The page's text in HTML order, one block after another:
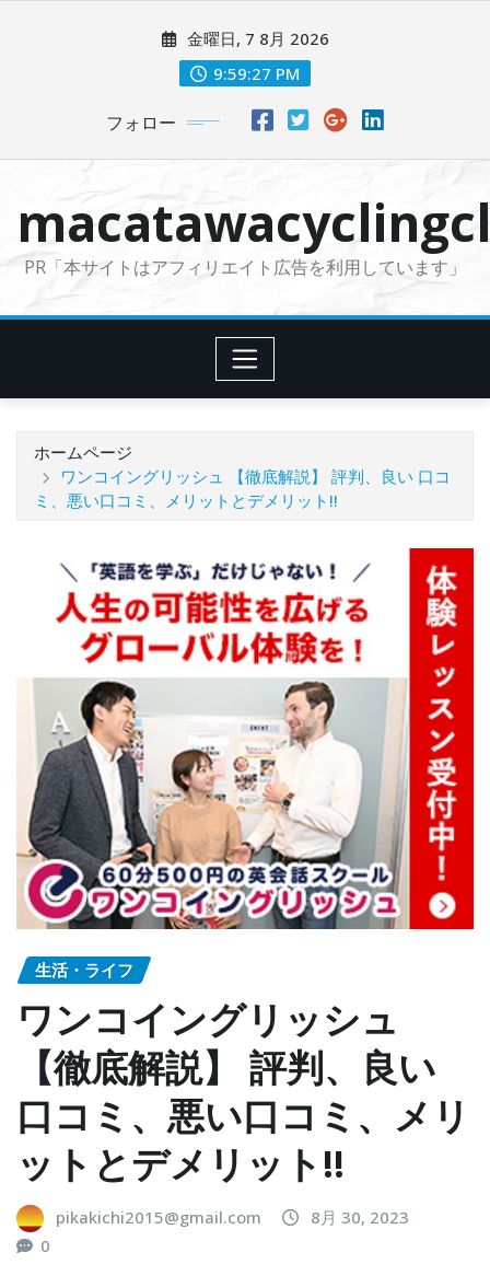
に
金曜日, 7 8月 2026
9:59:28 PM
フォロー
PR「本サイトはアフィリエイト広告を利用しています」
ホームページ
ワンコイングリッシュ 【徹底解説】 評判、良い 口コ
ミ、悪い口コミ、メリットとデメリット!!
生活・ライフ
ワンコイングリッシュ
【徹底解説】 評判、良い
口コミ、悪い口コミ、メリ
ットとデメリット!!
pikakichi2015@gmail.com
8月 30, 2023
0